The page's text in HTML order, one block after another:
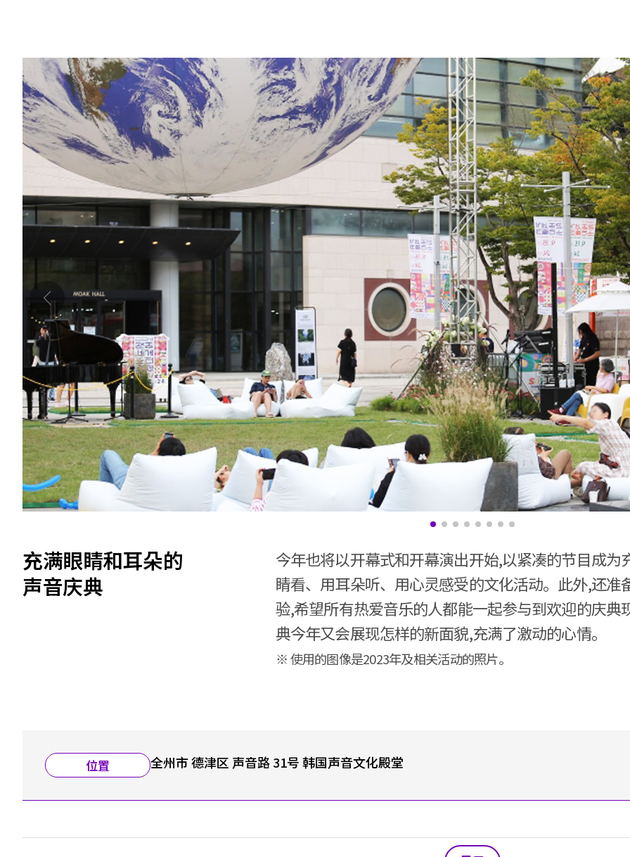
充满眼睛和耳朵的
声音庆典
今年也将以开幕式和开幕演出开始,以紧凑的节目成
睛看、用耳朵听、用心灵感受的文化活动。此外,还
验,希望所有热爱音乐的人都能一起参与到欢迎的庆
典今年又会展现怎样的新面貌,充满了激动的心情。
※ 使用的图像是2023年及相关活动的照片。
位置 全州市 德津区 声音路 31号 韩国声音文化殿堂